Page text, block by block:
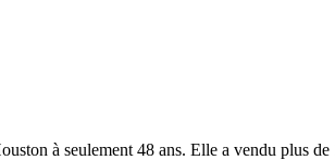
à seulement 48 ans. Elle a vendu plus